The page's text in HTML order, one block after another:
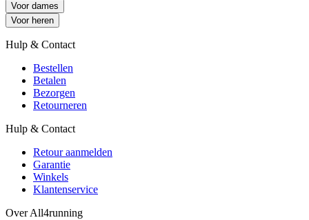
Voor dames
Voor heren
Hulp & Contact
Bestellen
Betalen
Bezorgen
Retourneren
Hulp & Contact
Retour aanmelden
Garantie
Winkels
Klantenservice
Over All4running